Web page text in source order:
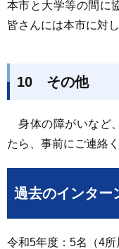
本市と大学等の間に
皆さんには本市に対
10 その他
身体の障がいなど
たら、事前にご連絡く
過去のインター
令和5年度：5名（4所